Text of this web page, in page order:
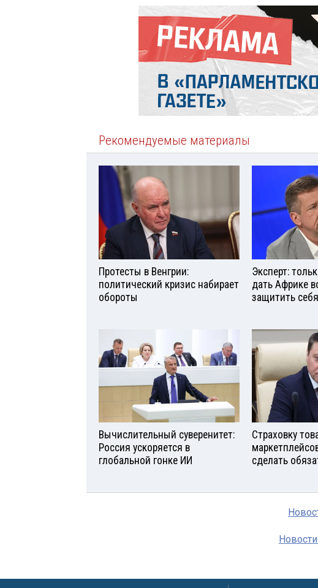
Рекомендуемые материалы
Протесты в Венгрии:
политический кризис набирает
обороты
Эксперт:
дать Африке
защитить себя
Вычислительный суверенитет:
Россия ускоряется в
глобальной гонке ИИ
Страховку
сделать